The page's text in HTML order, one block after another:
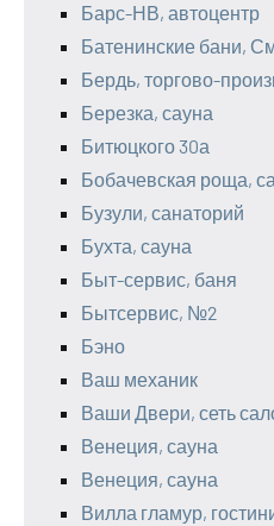
Барс-НВ, автоцентр
Батенинские бани,
Бердь, торгово-
Березка, сауна
Битюцкого 30а
Бобачевская роща,
Бузули, санаторий
Бухта, сауна
Быт-сервис, баня
Бытсервис, №2
Бэно
Ваш механик
Ваши Двери, сеть
Венеция, сауна
Венеция, сауна
Вилла гламур,